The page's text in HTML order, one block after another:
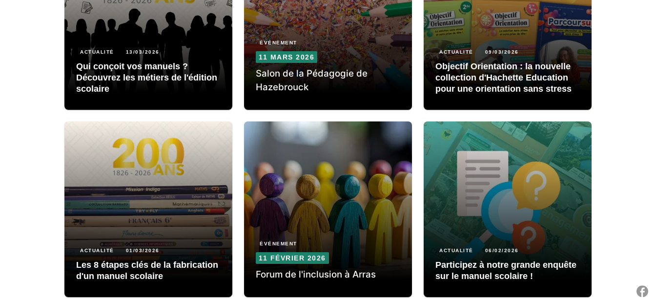
ACTUALITÉ 13/03/2026
Qui conçoit vos manuels ?
Découvrez les métiers de l'édition
scolaire
ÉVÈNEMENT
11 MARS 2026
Salon de la Pédagogie de
Hazebrouck
ACTUALITÉ 09/03/2026
Objectif Orientation : la nouvelle
collection d'Hachette Education
pour une orientation sans stress
ACTUALITÉ 01/03/2026
Les 8 étapes clés de la fabrication
d'un manuel scolaire
ÉVÈNEMENT
11 FÉVRIER 2026
Forum de l'inclusion à Arras
ACTUALITÉ 06/02/2026
Participez à notre grande enquête
sur le manuel scolaire !